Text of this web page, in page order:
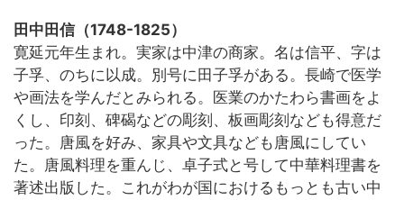
田中田信（1748-1825）
寛延元年生まれ。実家は中津の商家。名は信平、字は
子孚、のちに以成。別号に田子孚がある。長崎で医学
や画法を学んだとみられる。医業のかたわら書画をよ
くし、印刻、碑碣などの彫刻、板画彫刻なども得意だ
った。唐風を好み、家具や文具なども唐風にしてい
た。唐風料理を重んじ、卓子式と号して中華料理書を
著述出版した。これがわが国におけるもっとも古い中